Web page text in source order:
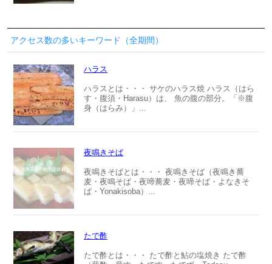
アクセス数の多いキーワード（全期間）
ハラス
ハラスとは・・・ サケのハラス焼 ハラス（はら
す・腹須・Harasu）は、 魚の腹の部分。「※腹
身（はらみ）」...
夜鳴きそば
夜鳴きそばとは・・・ 夜鳴きそば（夜鳴き蕎
麦・夜鳴そば・夜啼蕎麦・夜啼そば・よなきそ
ば・Yonakisoba）...
たで酢
たで酢とは・・・ たで酢と鮎の塩焼き たで酢